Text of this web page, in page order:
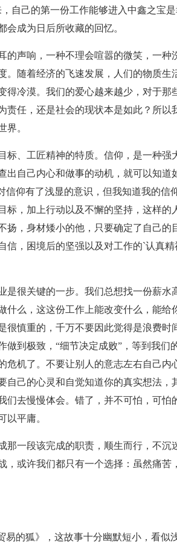
自己的第一份工作能够进入中鑫之宝
成为日后所收藏的回忆。
的声响，一种不理会喧嚣的微笑，一种
。随着经济的飞速发展，人们的物质生
得冷漠。我们的爱心越来越少，对于那
责任，还是社会的现状本是如此？所以
界。
标、工匠精神的特质。信仰，是一种强
出自己内心和做事的动机，就可以知道
信仰有了浅显的意识，但我知道我的信
标，加上行动以及不懈的坚持，这样的
，身材矮小的他，只要确定了自己的
，困境后的坚强以及对工作的`认真精
是很关键的一步。我们总想找一份薪水
什么，这这份工作上能改变什么，能给
很慎重的，千万不要因此觉得是浪费时
到极致，“细节决定成败”，等到我们
危机了。不要让别人的意志左右自己内
自己的心灵和自觉知道你的真实想法，
们去慢慢体会。错了，并不可怕，可怕
以平庸。
那一段该完成的职责，顺生而行，不沉
，或许我们都只有一个选择：虽然痛苦
的狐》，这故事十分幽默短小，看似